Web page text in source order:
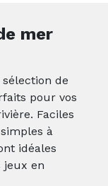
mer
sélection de
pour vos
Faciles
à
idéales
jeux en